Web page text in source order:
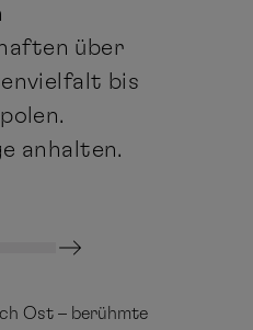
über
bis
anhalten.
Ost – berühmte